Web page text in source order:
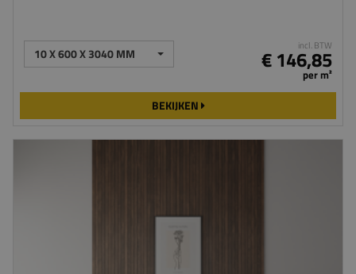
10 X 600 X 3040 MM incl. BTW
€ 146,85
per m²
BEKIJKEN